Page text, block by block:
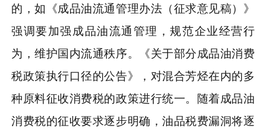
的，如《成品油流通管理办法（征求意见稿）》
强调要加强成品油流通管理，规范企业经营行
为，维护国内流通秩序。《关于部分成品油消费
税政策执行口径的公告》，对混合芳烃在内的多
种原料征收消费税的政策进行统一。随着成品油
消费税的征收要求逐步明确，油品税费漏洞将逐